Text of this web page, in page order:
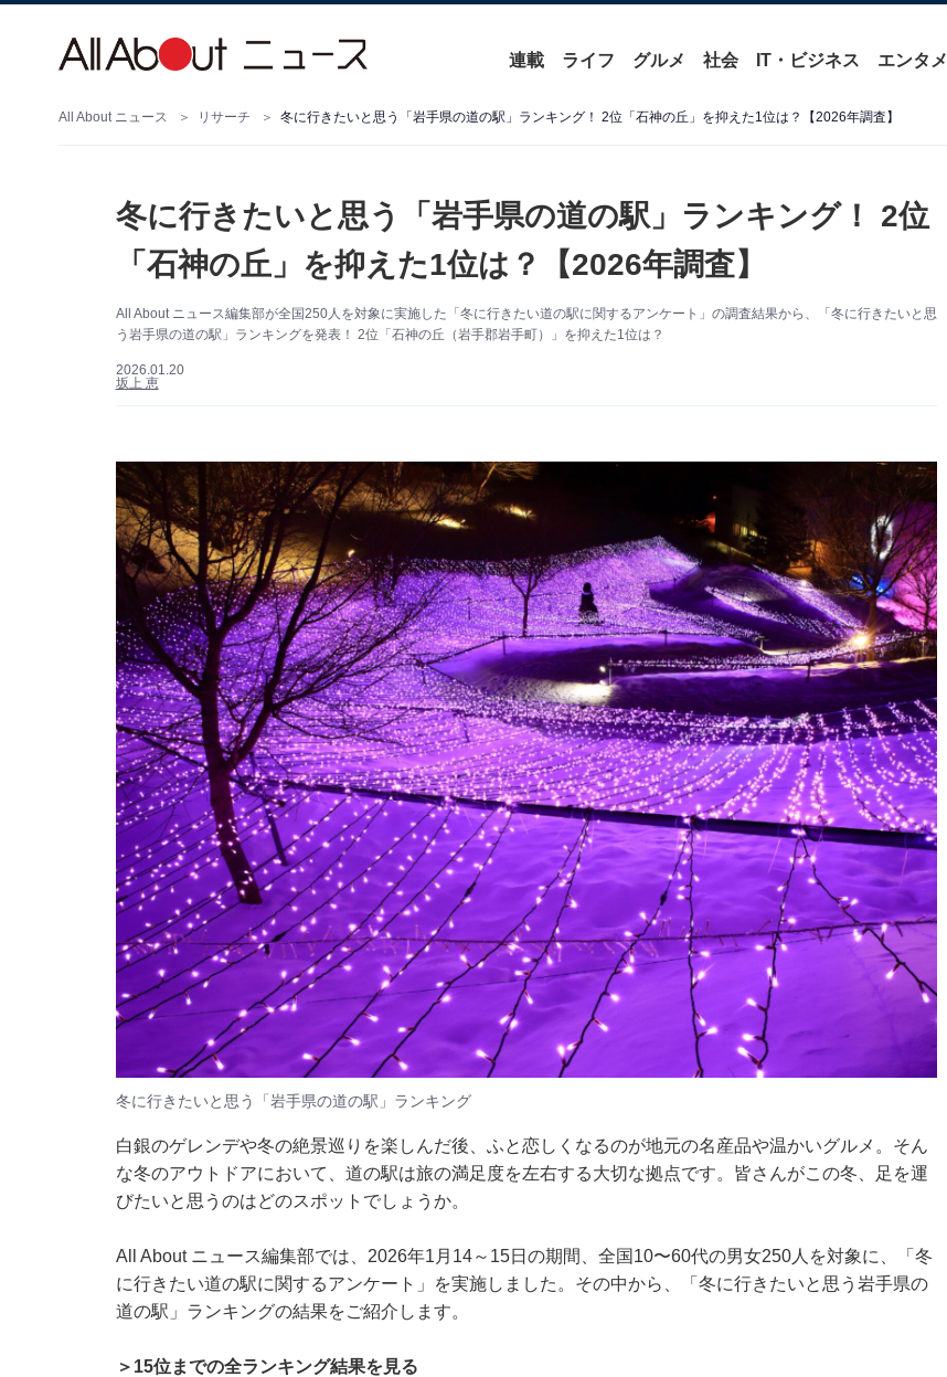
連載 ライフ グルメ 社会 IT・ビジネス エンタメ
All About ニュース リサーチ 冬に行きたいと思う「岩手県の道の駅」ランキング！ 2位「石神の丘」を抑えた1位は？【2026年調査】
冬に行きたいと思う「岩手県の道の駅」ランキング！ 2位
「石神の丘」を抑えた1位は？【2026年調査】
All About ニュース編集部が全国250人を対象に実施した「冬に行きたい道の駅に関するアンケート」の調査結果から、「冬に行きたいと思
う岩手県の道の駅」ランキングを発表！ 2位「石神の丘（岩手郡岩手町）」を抑えた1位は？
2026.01.20
坂上 恵
冬に行きたいと思う「岩手県の道の駅」ランキング
白銀のゲレンデや冬の絶景巡りを楽しんだ後、ふと恋しくなるのが地元の名産品や温かいグルメ。そん
な冬のアウトドアにおいて、道の駅は旅の満足度を左右する大切な拠点です。皆さんがこの冬、足を運
びたいと思うのはどのスポットでしょうか。
All About ニュース編集部では、2026年1月14～15日の期間、全国10〜60代の男女250人を対象に、「冬
に行きたい道の駅に関するアンケート」を実施しました。その中から、「冬に行きたいと思う岩手県の
道の駅」ランキングの結果をご紹介します。
＞15位までの全ランキング結果を見る